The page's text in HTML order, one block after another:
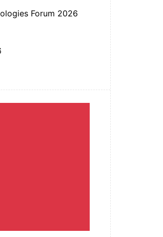
Forum 2026